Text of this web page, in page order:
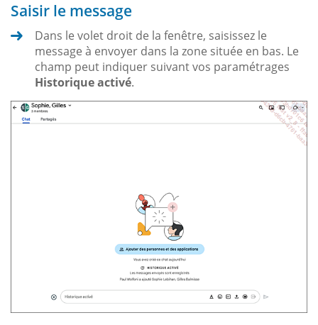
Saisir le message
Dans le volet droit de la fenêtre, saisissez le
message à envoyer dans la zone située en bas. Le
champ peut indiquer suivant vos paramétrages
Historique activé.